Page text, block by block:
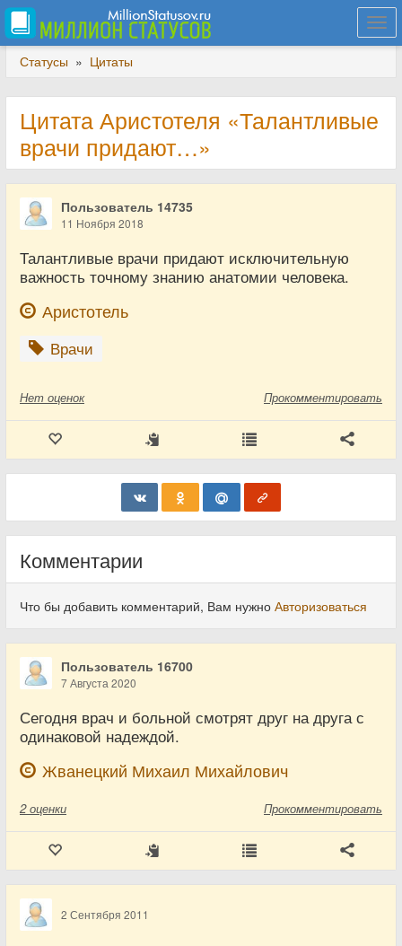
Статусы » Цитаты
Цитата Аристотеля «Талантливые
врачи придают…»
Пользователь 14735
11 Ноября 2018
Талантливые врачи придают исключительную
важность точному знанию анатомии человека.
Аристотель
Врачи
Нет оценок Прокомментировать
Комментарии
Что бы добавить комментарий, Вам нужно Авторизоваться
Пользователь 16700
7 Августа 2020
Сегодня врач и больной смотрят друг на друга с
одинаковой надеждой.
Жванецкий Михаил Михайлович
2 оценки Прокомментировать
2 Сентября 2011